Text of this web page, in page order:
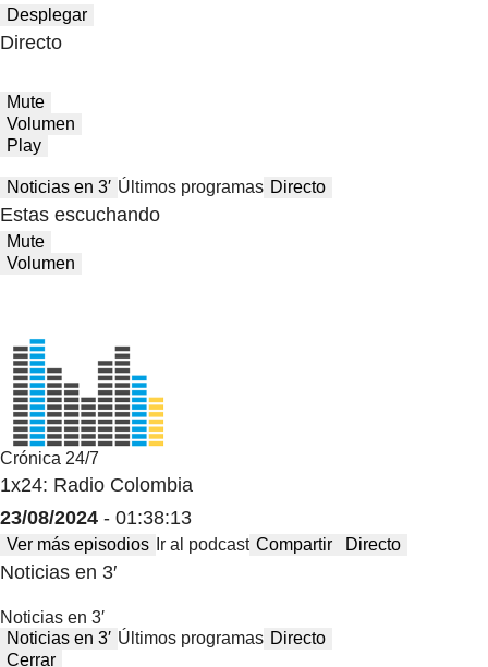
Desplegar
Directo
Mute
Volumen
Play
Noticias en 3′ Últimos programas Directo
Estas escuchando
Mute
Volumen
Crónica 24/7
1x24: Radio Colombia
23/08/2024 - 01:38:13
Ver más episodios Ir al podcast Compartir Directo
Noticias en 3′
Noticias en 3′
Noticias en 3′ Últimos programas Directo
Cerrar